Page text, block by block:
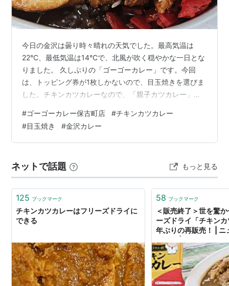
今日の金沢は曇り時々晴れの天気でした。最高気温は
22°C、最低気温は14°Cで、北風が吹く穏やかな一日とな
りました。 久しぶりの「ゴーゴーカレー」です。今回
は、トッピング券が1枚しかないので、目玉焼きを選びま
した。チキンカツカレーなので、「親子カツカレー」で
カレー最大の祭典「ゴーゴーバースデー」当日、カレー
をご注文いただいた皆様へ、感謝を込めて「プレミアム
チケット」が配布されます。このチケットは、人気のト
す。有効期限内であれば、次回来店時よりお好きなタイ
ミングでご利用いただけます。【撮影場所 …
#ゴーゴーカレー保古町店 #チキンカツカレー
#目玉焼き #金沢カレー
ネットで話題 もっと見る
125 ブックマーク
チキンカツカレーはフリーズドライに
できる
58 ブックマーク
＜販売終了＞世を驚
ーズドライ「チキン
年ぶりの再販売！ | ニ
イト